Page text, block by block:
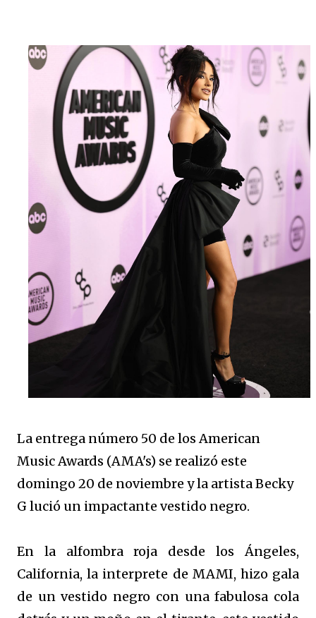
La entrega número 50 de los American
Music Awards (AMA's) se realizó este
domingo 20 de noviembre y la artista Becky
G lució un impactante vestido negro.
En la alfombra roja desde los Ángeles,
California, la interprete de MAMI, hizo gala
de un vestido negro con una fabulosa cola